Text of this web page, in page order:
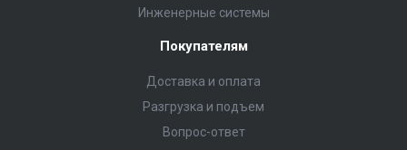
Инженерные системы
Покупателям
Доставка и оплата
Разгрузка и подъем
Вопрос-ответ